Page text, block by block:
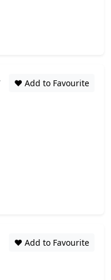
❤️ Add to Favourite
❤️ Add to Favourite